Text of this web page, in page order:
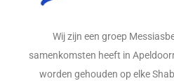
Wij zijn een groep
samenkomsten heeft in
worden gehouden op elke